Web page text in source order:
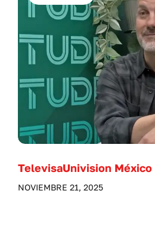
TelevisaUnivision México
NOVIEMBRE 21, 2025